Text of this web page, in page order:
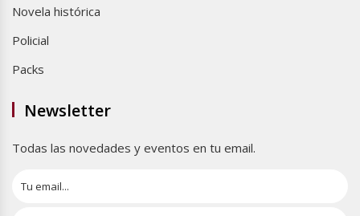
Novela histórica
Policial
Packs
Newsletter
Todas las novedades y eventos en tu email.